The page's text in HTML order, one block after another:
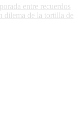
entre recuerdos
dilema de la tortilla de